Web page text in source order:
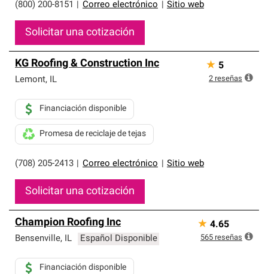
(800) 200-8151 Correo electrónico Sitio web
Solicitar una cotización
KG Roofing & Construction Inc
Lemont, IL
(708) 205-2413 Correo electrónico Sitio web
Financiación disponible
Promesa de reciclaje de tejas
Solicitar una cotización
★ 5
2 reseñas
Champion Roofing Inc
Bensenville, IL Español Disponible
Financiación disponible
★ 4.65
565 reseñas